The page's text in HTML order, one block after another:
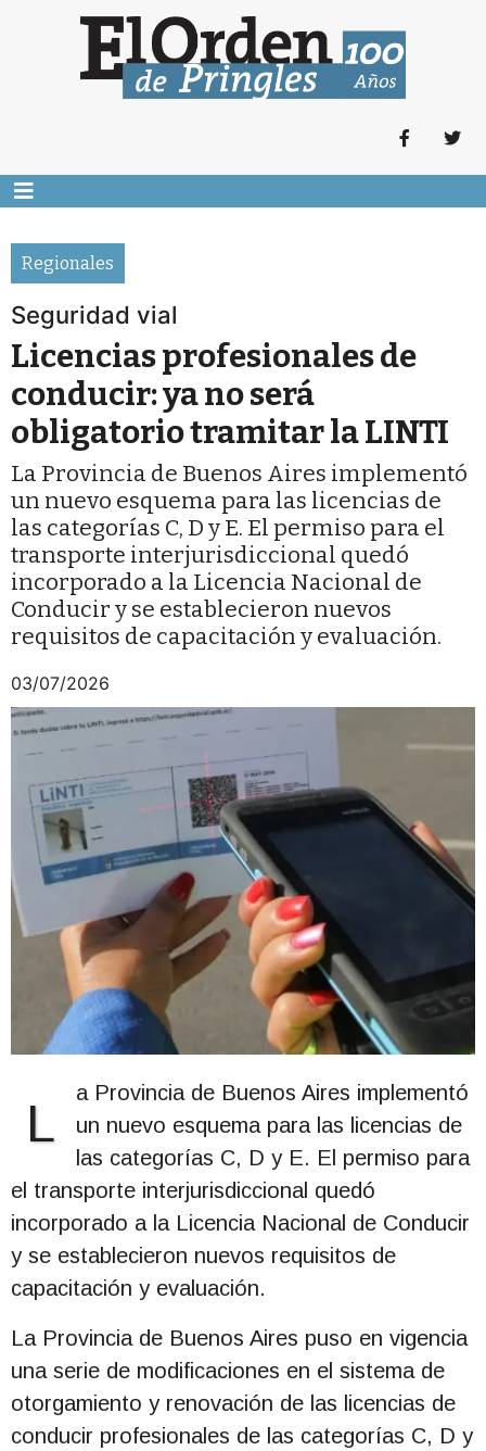
Regionales
Seguridad vial
Licencias profesionales de
conducir: ya no será
obligatorio tramitar la LINTI
La Provincia de Buenos Aires implementó
un nuevo esquema para las licencias de
las categorías C, D y E. El permiso para el
transporte interjurisdiccional quedó
incorporado a la Licencia Nacional de
Conducir y se establecieron nuevos
requisitos de capacitación y evaluación.
03/07/2026
L
a Provincia de Buenos Aires implementó
un nuevo esquema para las licencias de
las categorías C, D y E. El permiso para
el transporte interjurisdiccional quedó
incorporado a la Licencia Nacional de Conducir
y se establecieron nuevos requisitos de
capacitación y evaluación.
La Provincia de Buenos Aires puso en vigencia
una serie de modificaciones en el sistema de
otorgamiento y renovación de las licencias de
conducir profesionales de las categorías C, D y